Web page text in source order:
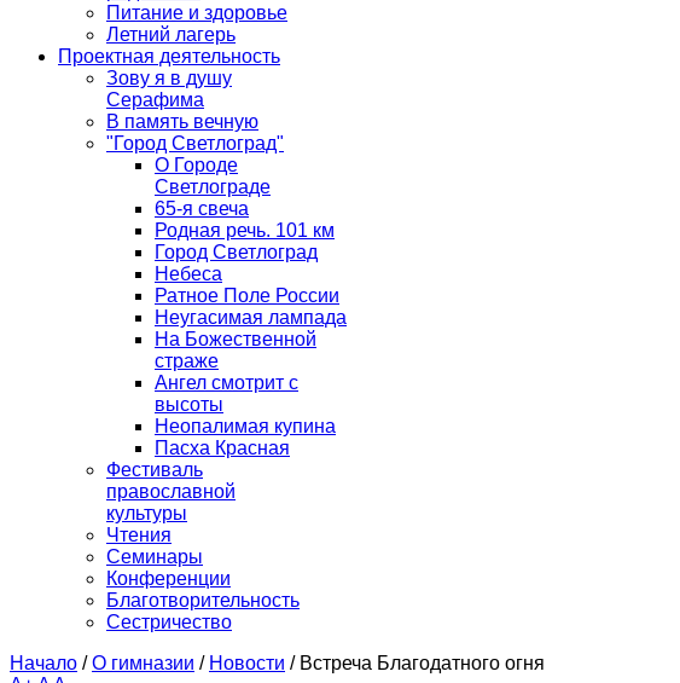
Питание и здоровье
Летний лагерь
Проектная деятельность
Зову я в душу
Серафима
В память вечную
"Город Светлоград"
О Городе
Светлограде
65-я свеча
Родная речь. 101 км
Город Светлоград
Небеса
Ратное Поле России
Неугасимая лампада
На Божественной
страже
Ангел смотрит с
высоты
Неопалимая купина
Пасха Красная
Фестиваль
православной
культуры
Чтения
Семинары
Конференции
Благотворительность
Сестричество
Начало / О гимназии / Новости / Встреча Благодатного огня